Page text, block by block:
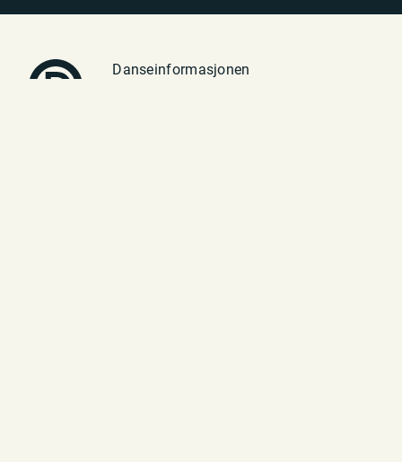
Danseinformasjonen